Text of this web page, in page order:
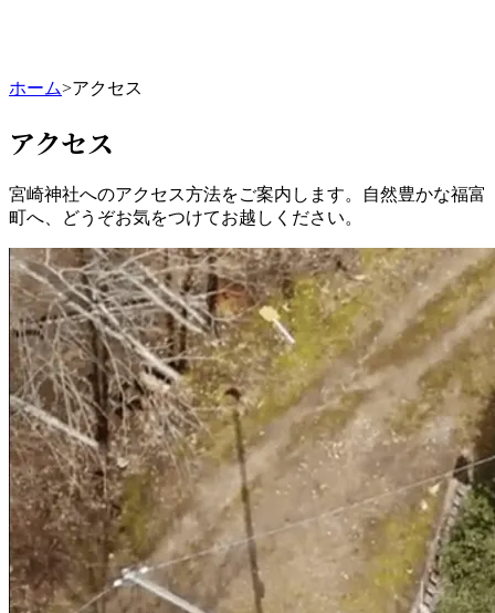
ホーム>アクセス
アクセス
宮崎神社へのアクセス方法をご案内します。自然豊かな福富
町へ、どうぞお気をつけてお越しください。